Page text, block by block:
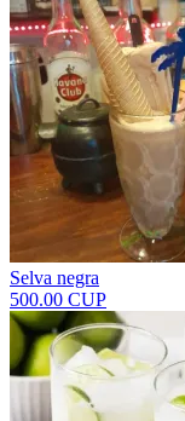
Selva negra
500.00 CUP